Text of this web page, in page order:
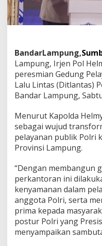
BandarLampung,
Lampung, Irjen Pol
peresmian Gedung
Lalu Lintas (Ditlantas)
Bandar Lampung,
Menurut Kapolda
sebagai wujud
pelayanan publik Polri
Provinsi Lampung.
“Dengan membangun
perkantoran ini
kenyamanan dalam
anggota Polri, serta
prima kepada
postur Polri yang
menyampaikan